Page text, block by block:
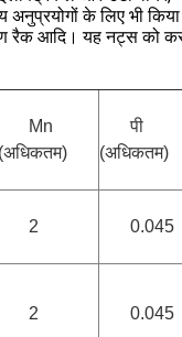
के लिए भी
रैक आदि। यह नट्स को
Mn
(अधिकतम)
पी
(अधिकतम)
2 0.045
2 0.045